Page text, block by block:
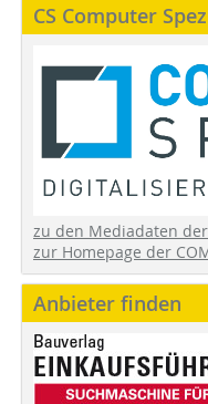
CS Computer
zu den Mediadaten der
zur Homepage der
Anbieter finden